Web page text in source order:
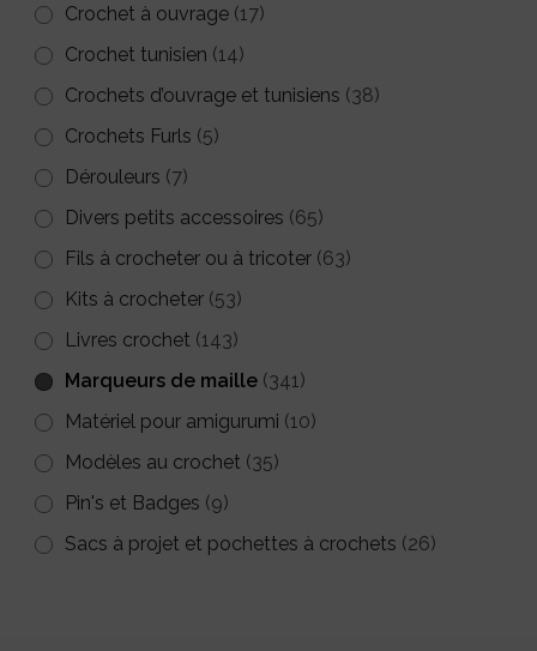
Crochet à ouvrage (17)
Crochet tunisien (14)
Crochets d’ouvrage et tunisiens (38)
Crochets Furls (5)
Dérouleurs (7)
Divers petits accessoires (65)
Fils à crocheter ou à tricoter (63)
Kits à crocheter (53)
Livres crochet (143)
Marqueurs de maille (341)
Matériel pour amigurumi (10)
Modèles au crochet (35)
Pin's et Badges (9)
Sacs à projet et pochettes à crochets (26)